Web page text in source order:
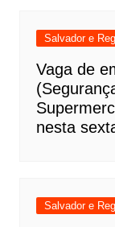
Salvador e
Vaga de
nesta
Salvador e